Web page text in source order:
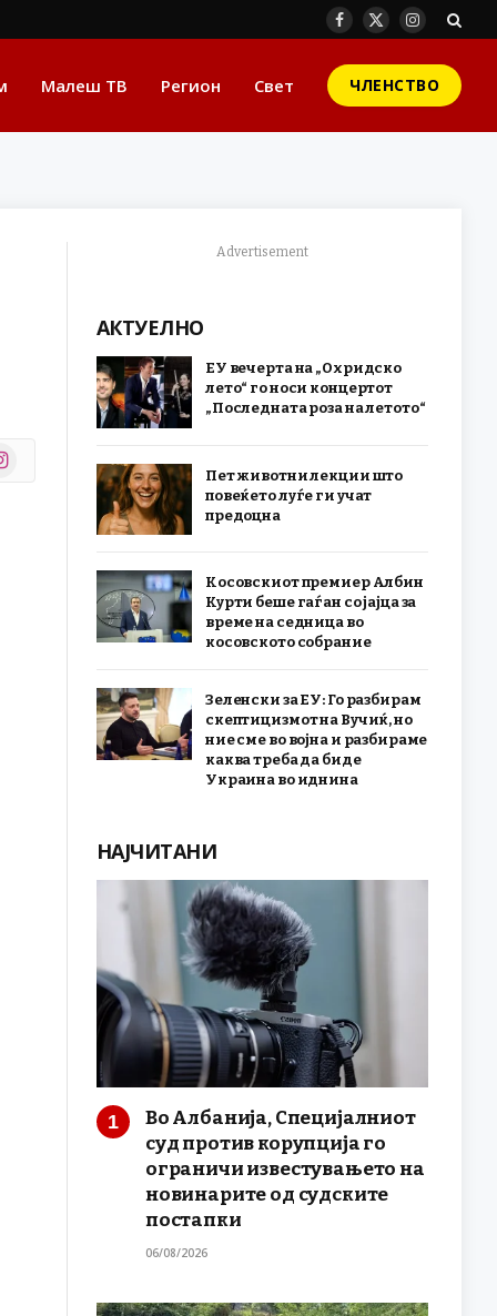
Facebook
X
Instagram
Малеш ТВ Регион Свет ЧЛЕНСТВО
Advertisement
АКТУЕЛНО
ЕУ вечерта на „Охридско
лето“ го носи концертот
„Последната роза на летото“
Пет животни лекции што
повеќето луѓе ги учат
предоцна
Косовскиот премиер Албин
Курти беше гаѓан со јајца за
време на седница во
косовското собрание
Зеленски за ЕУ: Го разбирам
скептицизмот на Вучиќ, но
ние сме во војна и разбираме
каква треба да биде
Украина во иднина
НАЈЧИТАНИ
Во Албанија, Специјалниот
суд против корупција го
ограничи известувањето на
новинарите од судските
постапки
06/08/2026